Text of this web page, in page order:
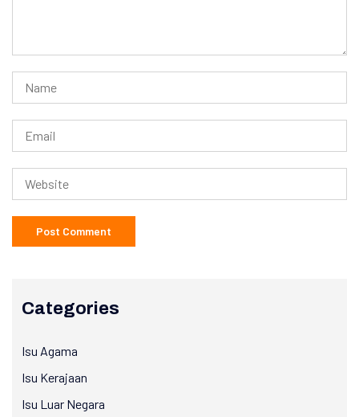
Categories
Isu Agama
Isu Kerajaan
Isu Luar Negara